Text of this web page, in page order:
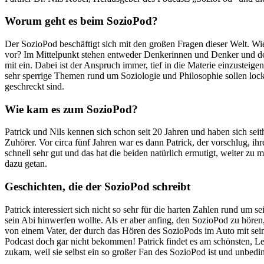
Worum geht es beim SozioPod?
Der SozioPod beschäftigt sich mit den großen Fragen dieser Welt.
vor? Im Mittelpunkt stehen entweder Denkerinnen und Denker und
mit ein. Dabei ist der Anspruch immer, tief in die Materie
sehr sperrige Themen rund um Soziologie und Philosophie sollen
geschreckt sind.
Wie kam es zum SozioPod?
Patrick und Nils kennen sich schon seit 20 Jahren und haben sich
Zuhörer. Vor circa fünf Jahren war es dann Patrick, der vorschlug,
schnell sehr gut und das hat die beiden natürlich ermutigt, weiter zu
dazu getan.
Geschichten, die der SozioPod schreibt
Patrick interessiert sich nicht so sehr für die harten Zahlen rund um
sein Abi hinwerfen wollte. Als er aber anfing, den SozioPod zu
von einem Vater, der durch das Hören des SozioPods im Auto mit
Podcast doch gar nicht bekommen! Patrick findet es am schönsten,
zukam, weil sie selbst ein so großer Fan des SozioPod ist und